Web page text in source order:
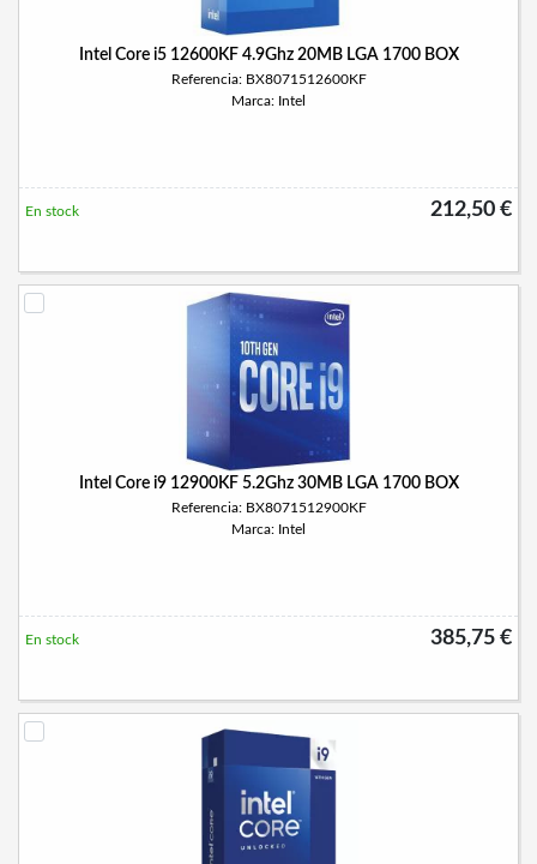
Intel Core i5 12600KF 4.9Ghz 20MB LGA 1700 BOX
Referencia: BX8071512600KF
Marca: Intel
212,50 €
En stock
Intel Core i9 12900KF 5.2Ghz 30MB LGA 1700 BOX
Referencia: BX8071512900KF
Marca: Intel
385,75 €
En stock